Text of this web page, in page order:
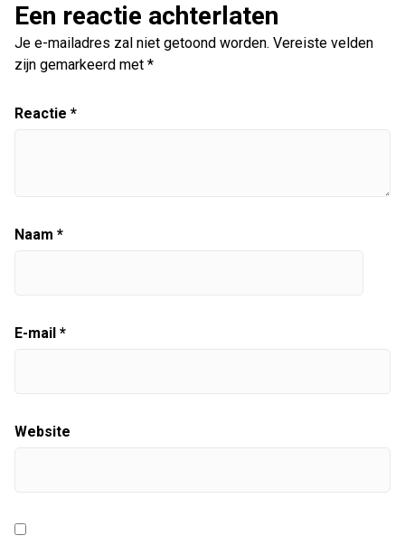
Een reactie achterlaten
Je e-mailadres zal niet getoond worden. Vereiste velden
zijn gemarkeerd met *
Reactie *
Naam *
E-mail *
Website